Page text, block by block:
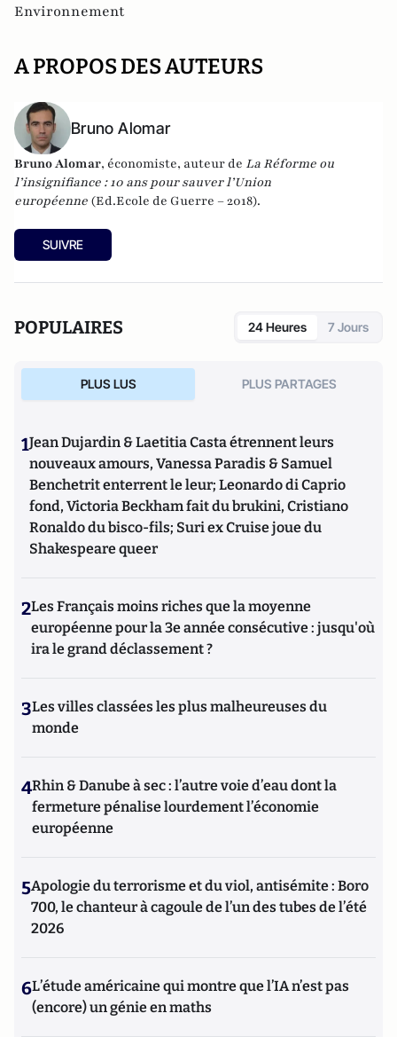
Environnement
A PROPOS DES AUTEURS
Bruno Alomar
Bruno Alomar, économiste, auteur de La Réforme ou
l’insignifiance : 10 ans pour sauver l’Union
européenne (Ed.Ecole de Guerre – 2018).
SUIVRE
POPULAIRES 24 Heures 7 Jours
PLUS LUS PLUS PARTAGES
1Jean Dujardin & Laetitia Casta étrennent leurs
nouveaux amours, Vanessa Paradis & Samuel
Benchetrit enterrent le leur; Leonardo di Caprio
fond, Victoria Beckham fait du brukini, Cristiano
Ronaldo du bisco-fils; Suri ex Cruise joue du
Shakespeare queer
2Les Français moins riches que la moyenne
européenne pour la 3e année consécutive : jusqu'où
ira le grand déclassement ?
3Les villes classées les plus malheureuses du
monde
4Rhin & Danube à sec : l’autre voie d’eau dont la
fermeture pénalise lourdement l’économie
européenne
5Apologie du terrorisme et du viol, antisémite : Boro
700, le chanteur à cagoule de l’un des tubes de l’été
2026
6L’étude américaine qui montre que l’IA n’est pas
(encore) un génie en maths